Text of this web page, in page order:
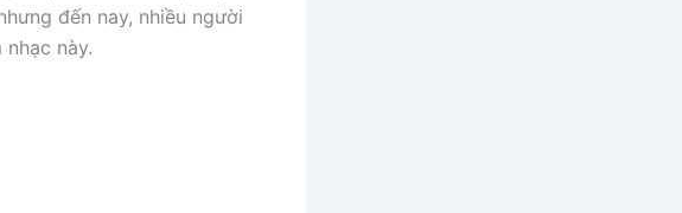
đến nay, nhiều người
này.